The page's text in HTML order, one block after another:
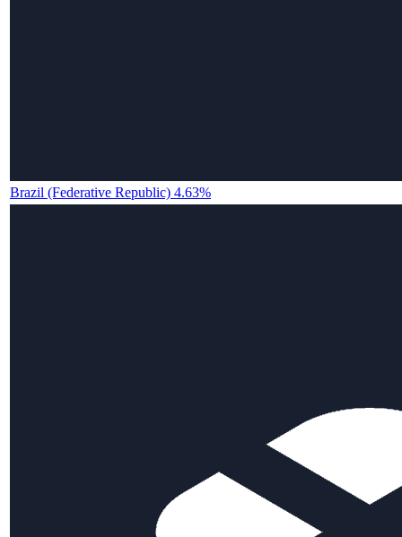
Brazil (Federative Republic) 4.63%